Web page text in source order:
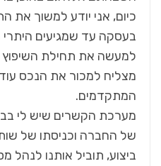
כיום, אני יודע למשוך את
בעסקה עד שמגיעים
למעשה את תחילת השיפוץ
מצליח למכור את הנכס
המתקדמים.
מערכת הקשרים שיש לי
של החברה וכניסתו של
ביצוע, תוביל אותנו